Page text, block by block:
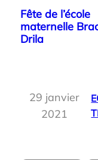
Fête de l’école
maternelle
Drila
29 janvier
2021